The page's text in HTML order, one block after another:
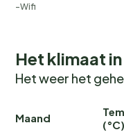
Wifi
Het klimaat
Het weer het
Maand
(°C)